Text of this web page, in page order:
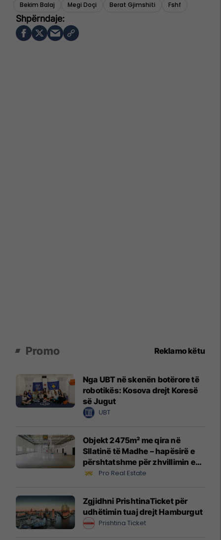
Bekim Balaj
Megi Doçi Berat Gjimshiti Fshf
Promo Reklamo këtu
Nga UBT në skenën botërore të
robotikës: Kosova drejt Koresë
së Jugut
UBT
Objekt 2475m² me qira në
Sllatinë të Madhe – hapësirë e
përshtatshme për zhvillimin e
biznesit #16068
Pro Real Estate
Zgjidhni PrishtinaTicket për
udhëtimin tuaj drejt Hamburgut
Prishtina Ticket